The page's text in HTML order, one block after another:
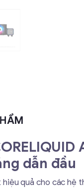
dẫn đầu
quả cho các hệ